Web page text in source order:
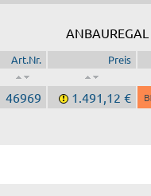
ANBAUREGAL
Art.Nr. Preis
46969
1.491,12 €